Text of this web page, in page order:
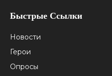
Быстрые Ссылки
Новости
Герои
Опросы